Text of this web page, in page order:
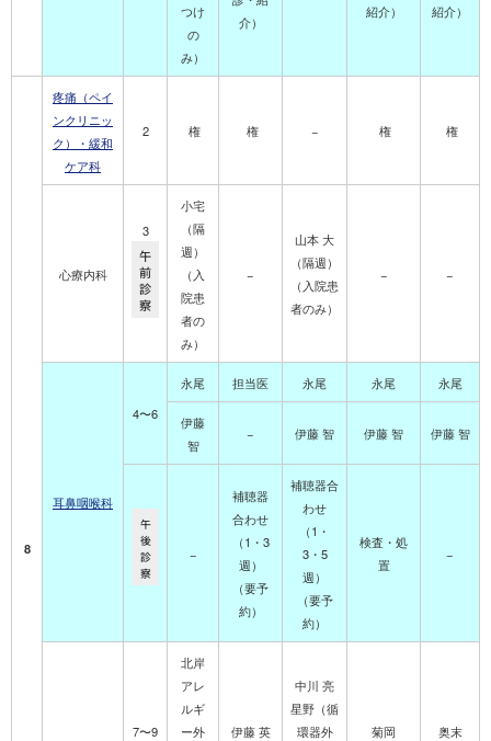
つけ
の
み）
介）
紹介） 紹介）
8
疼痛（ペイ
ンクリニッ
ク）・緩和
ケア科
2 権 権 − 権 権
心療内科
3
午
前
診
察
小宅
（隔
週）
（入
院患
者の
み）
−
山本 大
（隔週）
（入院患
者のみ）
− −
耳鼻咽喉科
4〜6
永尾 担当医 永尾 永尾 永尾
伊藤
智
− 伊藤 智 伊藤 智 伊藤 智
午
後
診
察
−
補聴器
合わせ
（1・3
週）
（要予
約）
補聴器合
わせ
（1・
3・5
週）
（要予
約）
検査・処
置
−
7〜9
北岸
アレ
ルギ
ー外
伊藤 英
中川 亮
星野（循
環器外
菊岡 奥末